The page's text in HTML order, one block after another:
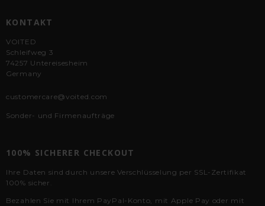
KONTAKT
VOITED
Schleifweg 3
74257 Untereisesheim
Germany
customercare@voited.com
Sonder- und Firmenaufträge
100% SICHERER CHECKOUT
Ihre Daten sind durch unsere Verschlüsselung per SSL-Zertifikat
100% sicher.
Bezahlen Sie mit Ihrem PayPal-Konto, mit Apple Pay oder mit